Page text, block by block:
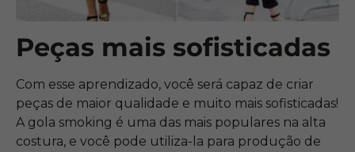
Peças mais sofisticadas
Com esse aprendizado, você será capaz de criar
peças de maior qualidade e muito mais sofisticadas!
A gola smoking é uma das mais populares na alta
costura, e você pode utiliza-la para produção de